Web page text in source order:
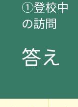
①登校中
の訪問
答え